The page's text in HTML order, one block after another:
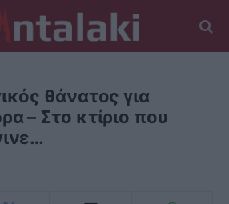
θάνατος για
– Στο κτίριο που